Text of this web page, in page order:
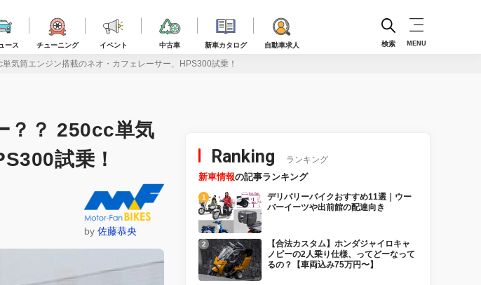
ース チューニング イベント 中古車 新車カタログ 自動車求人 検索 MENU
気筒エンジン搭載のネオ・カフェレーサー、HPS300試乗！
？？ 250cc単気
試乗！
by佐藤恭央
Ranking ランキング
新車情報の記事ランキング
デリバリーバイクおすすめ11選｜ウー
バーイーツや出前館の配達向き
【合法カスタム】ホンダジャイロキャ
ノピーの2人乗り仕様、ってどーなって
るの？【車両込み75万円〜】